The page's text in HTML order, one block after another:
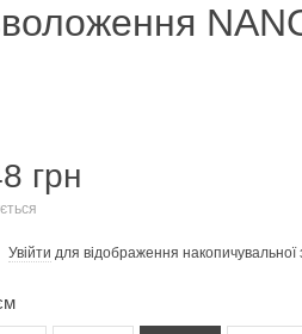
грн
Увійти для відображення накопичувальної